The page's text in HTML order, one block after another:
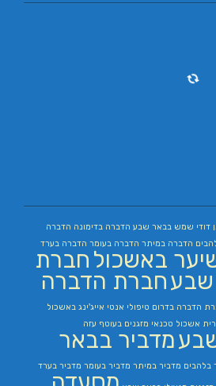
דודי שמש בבאר שבע הדברה בדימונה הדברה
הדברה במיתר הדברה בעומר הדברה בערד
באשכול חברת
חברת הדברה
הדברה בדרום טיפולי אנטי אייג'ינג באשכול
אשכול טכנאי מזגנים בעוטף עזה
מדביר בבאר
בלהבים מדביר במיתר מדביר בעומר מדביר בערד